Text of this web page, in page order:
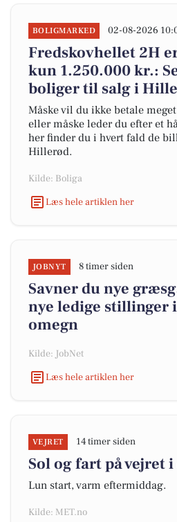
BOLIGMARKED 02-08-2026
Fredskovhellet 2H
kun 1.250.000 kr.:
boliger til salg i
Måske vil du ikke betale
eller måske leder du efter et
her finder du i hvert fald de
Hillerød.
Kilde: Boliga
Læs hele artiklen her
JOBNYT 8 timer siden
Savner du nye
nye ledige stillinger
omegn
Kilde: JobNet
Læs hele artiklen her
VEJRET 14 timer siden
Sol og fart på vejret i
Lun start, varm eftermiddag.
Kilde: MET.no